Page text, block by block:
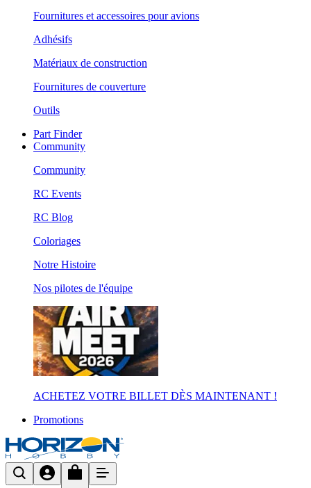
Fournitures et accessoires pour avions
Adhésifs
Matériaux de construction
Fournitures de couverture
Outils
Part Finder
Community
Community
RC Events
RC Blog
Coloriages
Notre Histoire
Nos pilotes de l'équipe
ACHETEZ VOTRE BILLET DÈS MAINTENANT !
Promotions